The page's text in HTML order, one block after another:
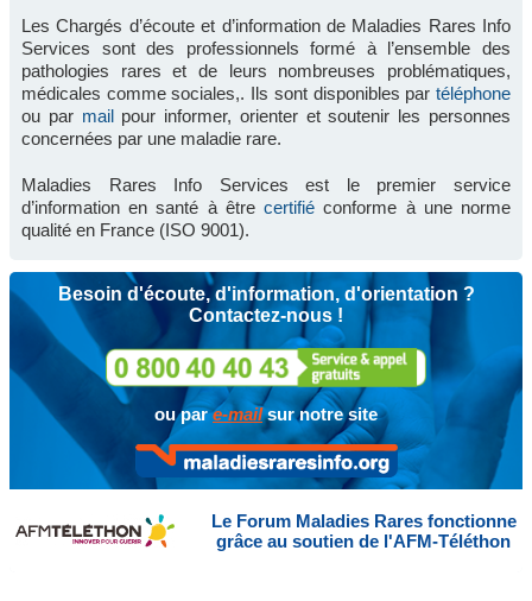
Les Chargés d’écoute et d’information de Maladies Rares Info
Services sont des professionnels formé à l’ensemble des
pathologies rares et de leurs nombreuses problématiques,
médicales comme sociales,. Ils sont disponibles par téléphone
ou par mailpour informer, orienter et soutenir les personnes
concernées par une maladie rare.
Maladies Rares Info Services est le premier service
d’information en santé à êtrecertifié conforme à une norme
qualité en France (ISO 9001).
Besoin d'écoute, d'information, d'orientation ?
Contactez-nous !
ou pare-mailsur notre site
Le Forum Maladies Rares fonctionne
grâce au soutien de l'AFM-Téléthon